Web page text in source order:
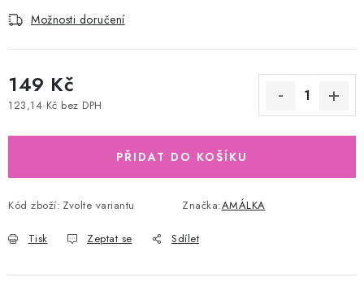
Možnosti doručení
149 Kč
123,14 Kč bez DPH
PŘIDAT DO KOŠÍKU
Kód zboží: Zvolte variantu Značka:AMÁLKA
Tisk Zeptat se Sdílet